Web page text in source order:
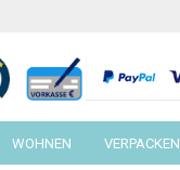
WOHNEN VERPACKEN